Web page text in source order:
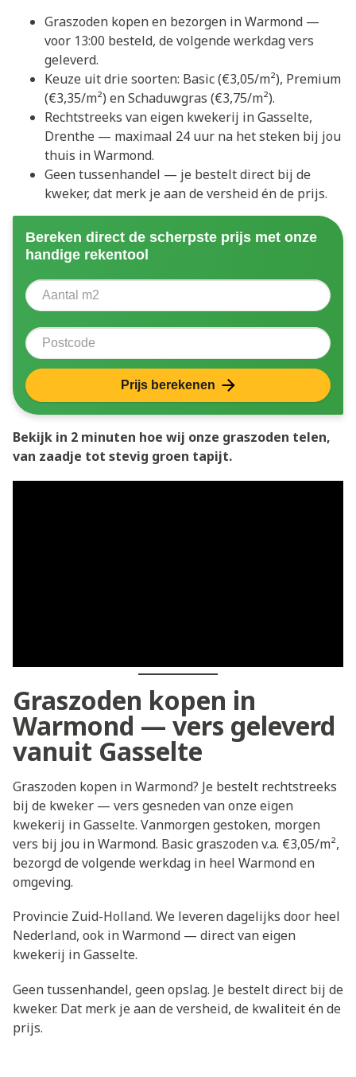
Graszoden kopen en bezorgen in Warmond —
voor 13:00 besteld, de volgende werkdag vers
geleverd.
Keuze uit drie soorten: Basic (€3,05/m²), Premium
(€3,35/m²) en Schaduwgras (€3,75/m²).
Rechtstreeks van eigen kwekerij in Gasselte,
Drenthe — maximaal 24 uur na het steken bij jou
thuis in Warmond.
Geen tussenhandel — je bestelt direct bij de
kweker, dat merk je aan de versheid én de prijs.
Bereken direct de scherpste prijs met onze
handige rekentool
Aantal vierkante meter
Postcode
Prijs berekenen
Bekijk in 2 minuten hoe wij onze graszoden telen,
van zaadje tot stevig groen tapijt.
Graszoden kopen in
Warmond — vers geleverd
vanuit Gasselte
Graszoden kopen in Warmond? Je bestelt rechtstreeks
bij de kweker — vers gesneden van onze eigen
kwekerij in Gasselte. Vanmorgen gestoken, morgen
vers bij jou in Warmond. Basic graszoden v.a. €3,05/m²,
bezorgd de volgende werkdag in heel Warmond en
omgeving.
Provincie Zuid-Holland. We leveren dagelijks door heel
Nederland, ook in Warmond — direct van eigen
kwekerij in Gasselte.
Geen tussenhandel, geen opslag. Je bestelt direct bij de
kweker. Dat merk je aan de versheid, de kwaliteit én de
prijs.